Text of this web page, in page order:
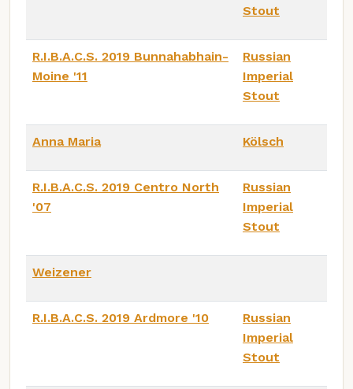
Stout
R.I.B.A.C.S. 2019 Bunnahabhain-
Moine '11
Russian
Imperial
Stout
Anna Maria Kölsch
R.I.B.A.C.S. 2019 Centro North
'07
Russian
Imperial
Stout
Weizener
R.I.B.A.C.S. 2019 Ardmore '10
Russian
Imperial
Stout